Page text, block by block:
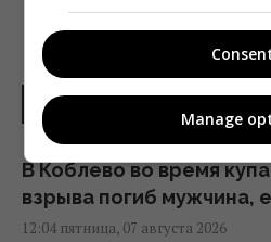
НОВОСТИ УКРАИНЫ
В Коблево во время
взрыва погиб мужчина,
12:04 пятница, 07 августа 2026
Manage